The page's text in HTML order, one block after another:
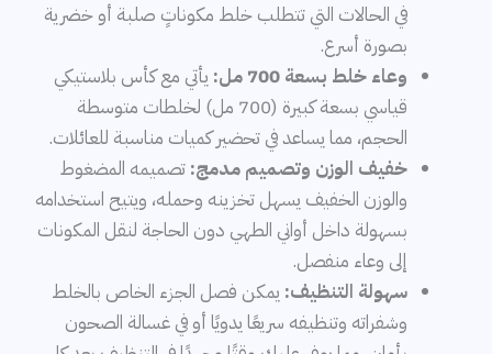
في الحالات التي تتطلب خلط مكوناتٍ صلبة أو خضرية
بصورة أسرع.
وعاء خلط بسعة 700 مل:
يأتي مع كأس بلاستيكي
قياسي بسعة كبيرة (700 مل) لخلطات متوسطة
الحجم، مما يساعد في تحضير كميات مناسبة للعائلات.
خفيف الوزن وتصميم مدمج: تصميمه المضغوط
والوزن الخفيف يسهل تخزينه وحمله، ويتيح استخدامه
بسهولة داخل أواني الطهي دون الحاجة لنقل المكونات
إلى وعاء منفصل.
سهولة التنظيف: يمكن فصل الجزء الخاص بالخلط
وشفراته وتنظيفه سريعًا يدويًا أو في غسالة الصحون